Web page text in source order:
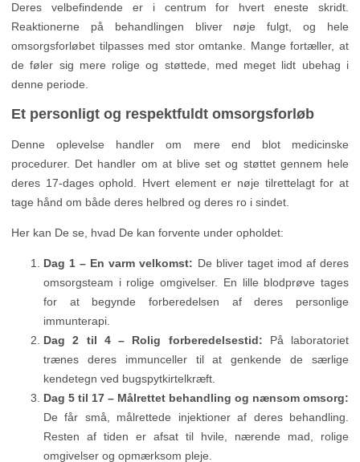
Deres velbefindende er i centrum for hvert eneste skridt.
Reaktionerne på behandlingen bliver nøje fulgt, og hele
omsorgsforløbet tilpasses med stor omtanke. Mange fortæller, at
de føler sig mere rolige og støttede, med meget lidt ubehag i
denne periode.
Et personligt og respektfuldt omsorgsforløb
Denne oplevelse handler om mere end blot medicinske
procedurer. Det handler om at blive set og støttet gennem hele
deres 17-dages ophold. Hvert element er nøje tilrettelagt for at
tage hånd om både deres helbred og deres ro i sindet.
Her kan De se, hvad De kan forvente under opholdet:
Dag 1 – En varm velkomst: De bliver taget imod af deres
omsorgsteam i rolige omgivelser. En lille blodprøve tages
for at begynde forberedelsen af deres personlige
immunterapi.
Dag 2 til 4 – Rolig forberedelsestid: På laboratoriet
trænes deres immunceller til at genkende de særlige
kendetegn ved bugspytkirtelkræft.
Dag 5 til 17 – Målrettet behandling og nænsom omsorg:
De får små, målrettede injektioner af deres behandling.
Resten af tiden er afsat til hvile, nærende mad, rolige
omgivelser og opmærksom pleje.